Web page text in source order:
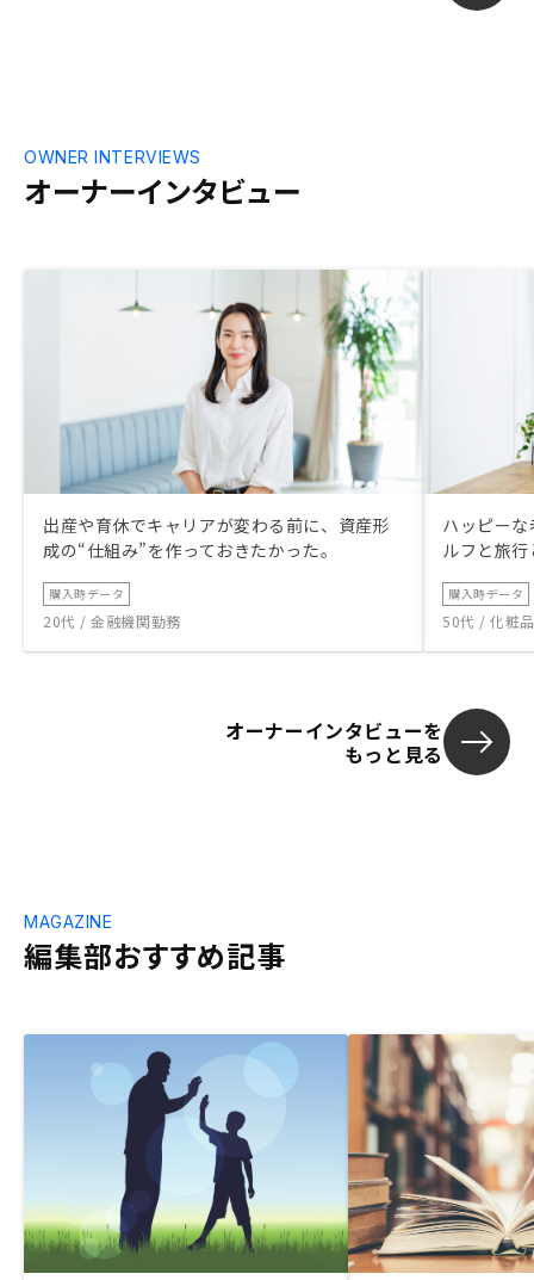
オーナーインタビュー
OWNER INTERVIEWS
出産や育休でキャリアが変わる前に、資産形
成の“仕組み”を作っておきたかった。
購入時データ
20代 / 金融機関勤務
ハッピー
ルフと旅
購入時データ
50代 / 化粧
オーナーインタビューを
もっと見る
編集部おすすめ記事
MAGAZINE